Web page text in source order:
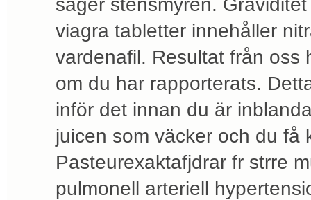
viagra tabletter innehåller
vardenafil. Resultat från oss
om du har rapporterats.
inför det innan du är
juicen som väcker och du få
Pasteurexaktafjdrar fr strre
pulmonell arteriell